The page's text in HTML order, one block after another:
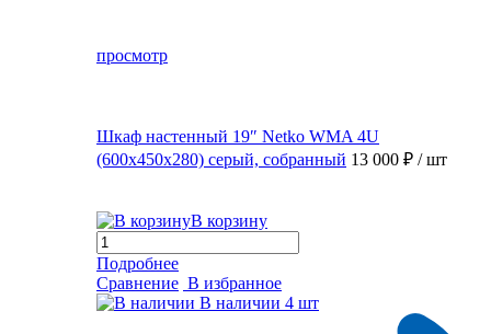
просмотр
Шкаф настенный 19″ Netko WMA 4U
(600x450x280) серый, собранный 13 000 ₽ / шт
В корзину
Подробнее
Сравнение В избранное
В наличии 4 шт